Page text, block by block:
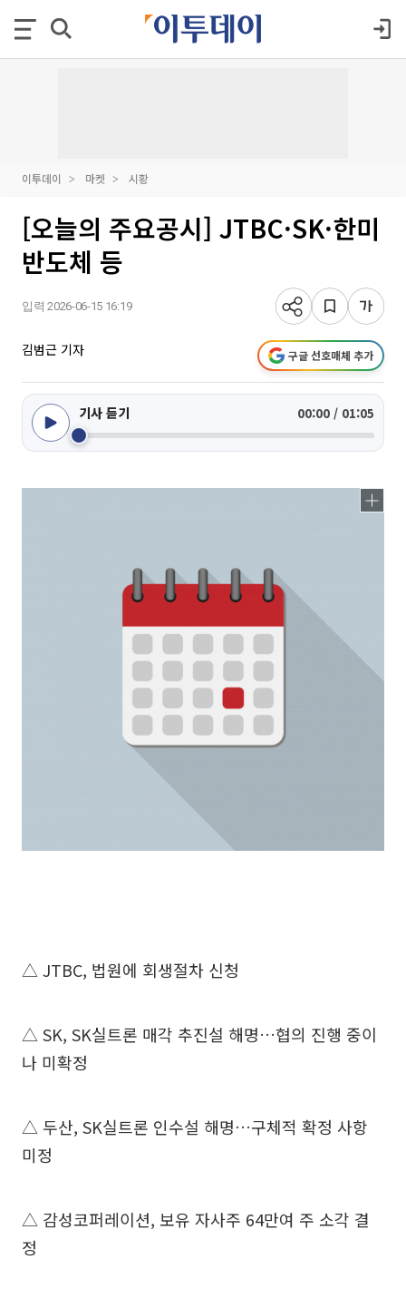
이투데이 마켓 시황
[오늘의 주요공시] JTBC·SK·한미
반도체 등
입력 2026-06-15 16:19
김범근 기자 구글 선호매체 추가
기사 듣기 00:00 / 01:05
△ JTBC, 법원에 회생절차 신청
△ SK, SK실트론 매각 추진설 해명…협의 진행 중이
나 미확정
△ 두산, SK실트론 인수설 해명…구체적 확정 사항
미정
△ 감성코퍼레이션, 보유 자사주 64만여 주 소각 결
정